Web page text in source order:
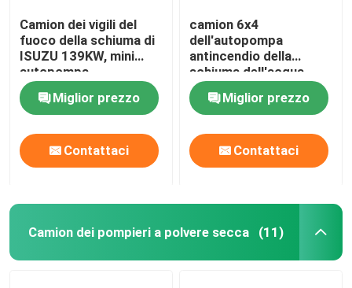
Camion dei vigili del
fuoco della schiuma di
ISUZU 139KW, mini
autopompa
antincendio 4x2 4000L
con acqua della
schiuma
Miglior prezzo
Contattaci
camion 6x4
dell'autopompa
antincendio della
schiuma dell'acqua
17000l grande per
salvataggio del fuoco
Miglior prezzo
Contattaci
Camion dei pompieri a polvere secca (11)